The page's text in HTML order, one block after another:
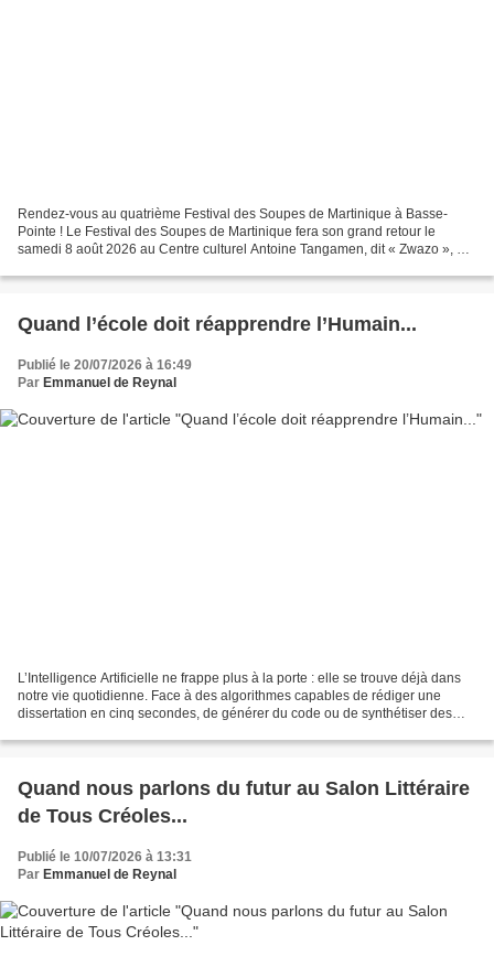
Rendez-vous au quatrième Festival des Soupes de Martinique à Basse-
Pointe ! Le Festival des Soupes de Martinique fera son grand retour le
samedi 8 août 2026 au Centre culturel Antoine Tangamen, dit « Zwazo », à
Quand l’école doit réapprendre l’Humain...
Publié le 20/07/2026 à 16:49
Par Emmanuel de Reynal
L’Intelligence Artificielle ne frappe plus à la porte : elle se trouve déjà dans
notre vie quotidienne. Face à des algorithmes capables de rédiger une
dissertation en cinq secondes, de générer du code ou de synthétiser des
Quand nous parlons du futur au Salon Littéraire
de Tous Créoles...
Publié le 10/07/2026 à 13:31
Par Emmanuel de Reynal